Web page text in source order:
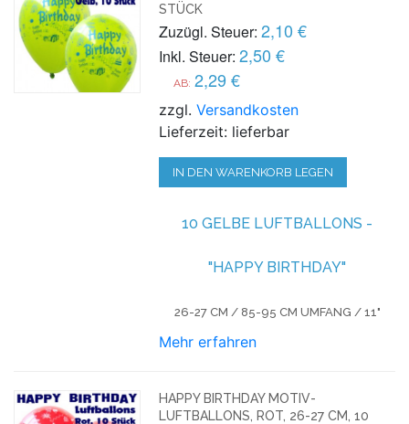
STÜCK
Zuzügl. Steuer: 2,10 €
Inkl. Steuer: 2,50 €
AB: 2,29 €
zzgl.Versandkosten
Lieferzeit: lieferbar
IN DEN WARENKORB LEGEN
10 GELBE LUFTBALLONS -
"HAPPY BIRTHDAY"
26-27 CM / 85-95 CM UMFANG / 11"
Mehr erfahren
HAPPY BIRTHDAY MOTIV-
LUFTBALLONS, ROT, 26-27 CM, 10